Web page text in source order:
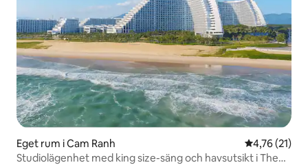
Eget rum i Cam Ranh 4,76 av 5 i
4,76 (21)
Studiolägenhet med king size-säng och havsutsikt i The